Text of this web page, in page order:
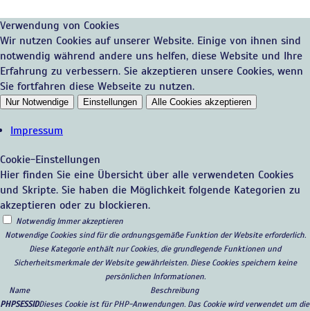
Verwendung von Cookies
Wir nutzen Cookies auf unserer Website. Einige von ihnen sind
notwendig während andere uns helfen, diese Website und Ihre
Erfahrung zu verbessern. Sie akzeptieren unsere Cookies, wenn
Sie fortfahren diese Webseite zu nutzen.
Nur Notwendige Einstellungen Alle Cookies akzeptieren
Impressum
Cookie-Einstellungen
Hier finden Sie eine Übersicht über alle verwendeten Cookies
und Skripte. Sie haben die Möglichkeit folgende Kategorien zu
akzeptieren oder zu blockieren.
Notwendig Immer akzeptieren
Notwendige Cookies sind für die ordnungsgemäße Funktion der Website erforderlich.
Diese Kategorie enthält nur Cookies, die grundlegende Funktionen und
Sicherheitsmerkmale der Website gewährleisten. Diese Cookies speichern keine
persönlichen Informationen.
Name
Beschreibung
PHPSESSIDDieses Cookie ist für PHP-Anwendungen. Das Cookie wird verwendet um die